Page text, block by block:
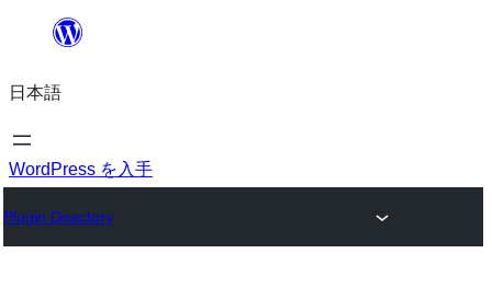
を
ス
キ
プ
日本語
WordPress を入手
Plugin Directory